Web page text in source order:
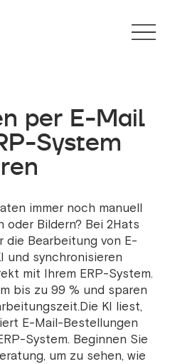
per E-Mail
System
immer noch manuell
oder Bildern? Bei 2Hats
die Bearbeitung von E-
und synchronisieren
mit Ihrem ERP-System.
bis zu 99 % und sparen
KI liest,
E-Mail-Bestellungen
System. Beginnen Sie
um zu sehen, wie